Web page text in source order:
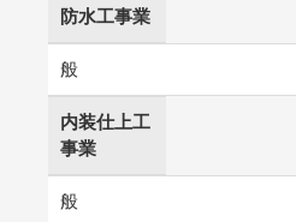
防水工事業
般
内装仕上工
事業
般